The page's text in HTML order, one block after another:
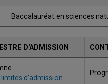
Baccalauréat en sciences
D'ADMISSION
limites d'admission